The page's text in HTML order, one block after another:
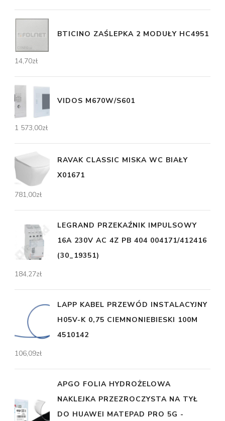
BTICINO ZAŚLEPKA 2 MODUŁY HC4951
14,70zł
VIDOS M670W/S601
1 573,00zł
RAVAK CLASSIC MISKA WC BIAŁY
X01671
781,00zł
LEGRAND PRZEKAŹNIK IMPULSOWY
16A 230V AC 4Z PB 404 004171/412416
(30_19351)
184,27zł
LAPP KABEL PRZEWÓD INSTALACYJNY
H05V-K 0,75 CIEMNONIEBIESKI 100M
4510142
106,09zł
APGO FOLIA HYDROŻELOWA
NAKLEJKA PRZEZROCZYSTA NA TYŁ
DO HUAWEI MATEPAD PRO 5G -